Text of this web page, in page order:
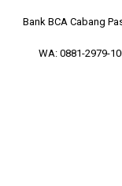
Bank BCA Cabang
WA: 0881-2979-